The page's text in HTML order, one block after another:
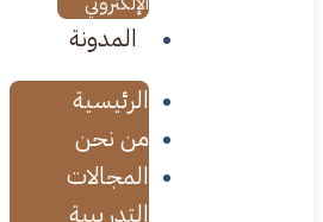
المدونة
الرئيسية
من نحن
المجالات
التدريبية